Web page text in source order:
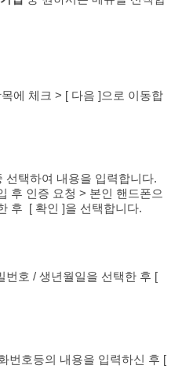
에 체크 > [ 다음 ]으로 이동합
선택하여 내용을 입력합니다.
후 인증 요청 > 본인 핸드폰으
후
[ 확인 ]을 선택합니다.
번호 / 생년월일을 선택한 후 [
번호등의 내용을 입력하신 후 [